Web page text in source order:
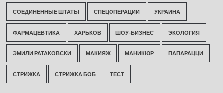
СОЕДИНЕННЫЕ ШТАТЫ СПЕЦОПЕРАЦИИ УКРАИНА
ФАРМАЦЕВТИКА ХАРЬКОВ ШОУ-БИЗНЕС ЭКОЛОГИЯ
ЭМИЛИ РАТАКОВСКИ МАКИЯЖ МАНИКЮР ПАПАРАЦЦИ
СТРИЖКА СТРИЖКА БОБ ТЕСТ